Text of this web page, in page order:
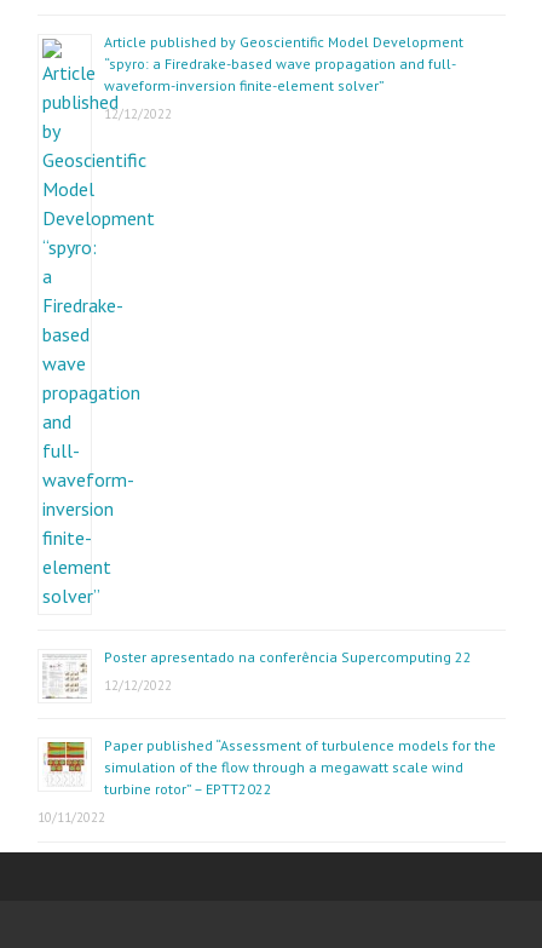
Article published by Geoscientific Model Development
“spyro: a Firedrake-based wave propagation and full-
waveform-inversion finite-element solver”
12/12/2022
Poster apresentado na conferência Supercomputing 22
12/12/2022
Paper published “Assessment of turbulence models for the
simulation of the flow through a megawatt scale wind
turbine rotor” – EPTT2022
10/11/2022